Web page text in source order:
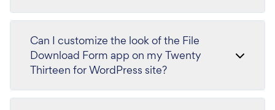
Can I customize the look of the File
Download Form app on my Twenty
Thirteen for WordPress site?